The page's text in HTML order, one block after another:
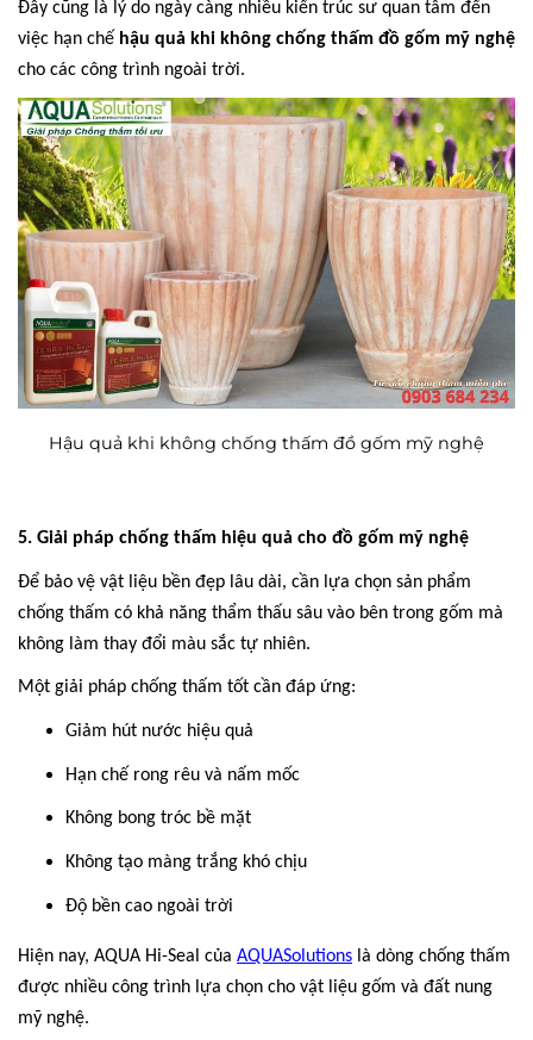
Đây cũng là lý do ngày càng nhiều kiến trúc sư quan tâm đến
việc hạn chế hậu quả khi không chống thấm đồ gốm mỹ nghệ
cho các công trình ngoài trời.
Hậu quả khi không chống thấm đồ gốm mỹ nghệ
5. Giải pháp chống thấm hiệu quả cho đồ gốm mỹ nghệ
Để bảo vệ vật liệu bền đẹp lâu dài, cần lựa chọn sản phẩm
chống thấm có khả năng thẩm thấu sâu vào bên trong gốm mà
không làm thay đổi màu sắc tự nhiên.
Một giải pháp chống thấm tốt cần đáp ứng:
Giảm hút nước hiệu quả
Hạn chế rong rêu và nấm mốc
Không bong tróc bề mặt
Không tạo màng trắng khó chịu
Độ bền cao ngoài trời
Hiện nay, AQUA Hi-Seal của AQUASolutions là dòng chống thấm
được nhiều công trình lựa chọn cho vật liệu gốm và đất nung
mỹ nghệ.